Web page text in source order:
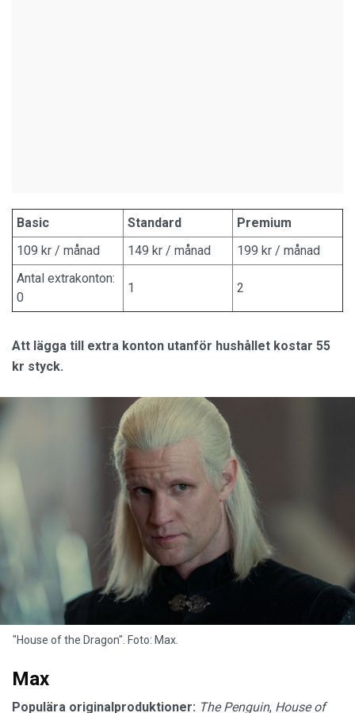
Basic Standard
Premium
109 kr / månad
149 kr / månad
199 kr / månad
Antal extrakonton:
0
1 2
Att lägga till extra konton utanför hushållet kostar 55
kr styck.
"House of the Dragon". Foto: Max.
Max
Populära originalproduktioner: The Penguin, House of